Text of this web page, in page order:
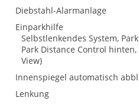
Diebstahl-Alarmanlage
Einparkhilfe
Selbstlenkendes System,
Park Distance Control
View)
Innenspiegel automatisch
Lenkung